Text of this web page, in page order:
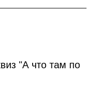
"А что там по